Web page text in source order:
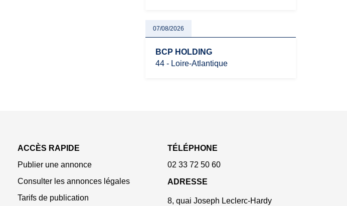
07/08/2026
BCP HOLDING
44 - Loire-Atlantique
ACCÈS RAPIDE
Publier une annonce
Consulter les annonces légales
Tarifs de publication
TÉLÉPHONE
02 33 72 50 60
ADRESSE
8, quai Joseph Leclerc-Hardy